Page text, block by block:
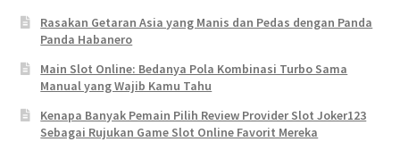
Rasakan Getaran Asia yang Manis dan Pedas dengan Panda
Panda Habanero
Main Slot Online: Bedanya Pola Kombinasi Turbo Sama
Manual yang Wajib Kamu Tahu
Kenapa Banyak Pemain Pilih Review Provider Slot Joker123
Sebagai Rujukan Game Slot Online Favorit Mereka